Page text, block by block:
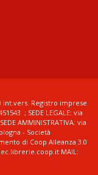
int.vers. Registro imprese
; SEDE LEGALE: via
AMMINISTRATIVA: via
- Società
di Coop Alleanza 3.0
MAIL: